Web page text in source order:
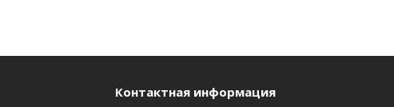
Контактная информация